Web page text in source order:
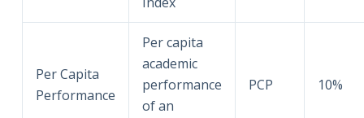
Per Capita
Performance
Per capita
academic
performance
of an
PCP 10%